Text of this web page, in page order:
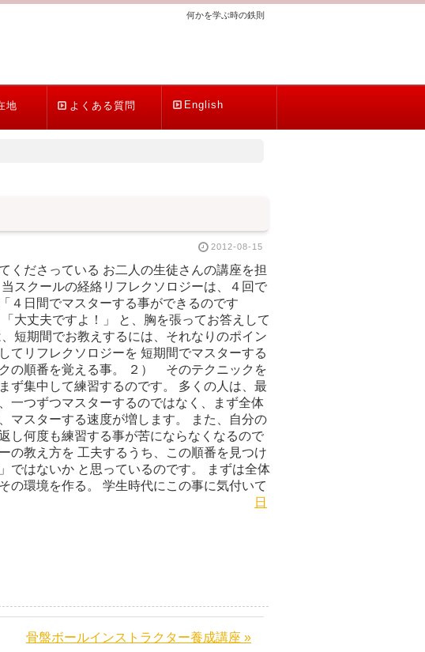
何かを学ぶ時の鉄則
地 よくある質問 English
2012-08-15
くださっている お二人の生徒さんの講座を担
スクールの経絡リフレクソロジーは、４回で
４日間でマスターする事ができるのです
大丈夫ですよ！」 と、胸を張ってお答えして
短期間でお教えするには、それなりのポイン
てリフレクソロジーを 短期間でマスターする
の順番を覚える事。 ２） そのテクニックを
ず集中して練習するのです。 多くの人は、最
一つずつマスターするのではなく、まず全体
マスターする速度が増します。 また、自分の
し何度も練習する事が苦にならなくなるので
の教え方を 工夫するうち、この順番を見つけ
ではないか と思っているのです。 まずは全体
の環境を作る。 学生時代にこの事に気付いて
になっていたかも。
日
骨盤ボールインストラクター養成講座 »